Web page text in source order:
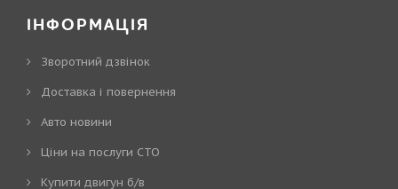
ІНФОРМАЦІЯ
Зворотний дзвінок
Доставка і повернення
Авто новини
Ціни на послуги СТО
Купити двигун б/в